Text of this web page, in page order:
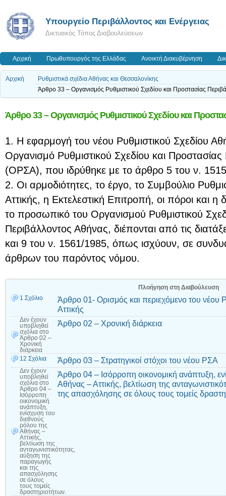
Yπουργείο Περιβάλλοντος και Ενέργειας
Δικτυακός Τόπος Διαβουλεύσεων
Αρχική Πρωθυπουργός της Ελλάδας Ανοικτή Διακυβέρνηση
Αρχική
Ρυθμιστικά σχέδια Αθήνας και Θεσσαλονίκης
Άρθρο 33 – Οργανισμός Ρυθμιστικού Σχεδίου και Προστασίας
Άρθρο 33 – Οργανισμός Ρυθμιστικού Σχεδίου και
1. Η εφαρμογή του νέου Ρυθμιστικού Σχεδίου
Οργανισμό Ρυθμιστικού Σχεδίου και
(ΟΡΣΑ), που ιδρύθηκε με το άρθρο 5 του ν.
2. Οι αρμοδιότητες, το έργο, το Συμβούλιο
Αττικής, η Εκτελεστική Επιτροπή, οι πόροι και η
το προσωπικό του Οργανισμού Ρυθμιστικού
Περιβάλλοντος Αθήνας, διέπονται από τις
και 9 του ν. 1561/1985, όπως ισχύουν, σε
άρθρων του παρόντος νόμου.
Πλοήγηση στη Διαβούλευση
1 Σχόλιο
Άρθρο 01- Ορισμός και περιεχόμενο του νέου
Αττικής
Δεν έχουν
υποβληθεί
σχόλια στο
Άρθρο 02 –
Χρονική
διάρκεια
Άρθρο 02 – Χρονική διάρκεια
12 Σχόλια Άρθρο 03 – Στρατηγικοί στόχοι του νέου ΡΣΑ
Δεν έχουν
υποβληθεί
σχόλια στο
Άρθρο 04 –
Ισόρροπη
οικονομική
ανάπτυξη,
ενίσχυση του
διεθνούς
ρόλου της
Αθήνας –
Αττικής,
βελτίωση της
ανταγωνιστικότητας,
αύξηση της
παραγωγής
και της
απασχόλησης
σε όλους
τους τομείς
δραστηριοτήτων.
Άρθρο 04 – Ισόρροπη οικονομική ανάπτυξη,
Αθήνας – Αττικής, βελτίωση της
της απασχόλησης σε όλους τους τομείς